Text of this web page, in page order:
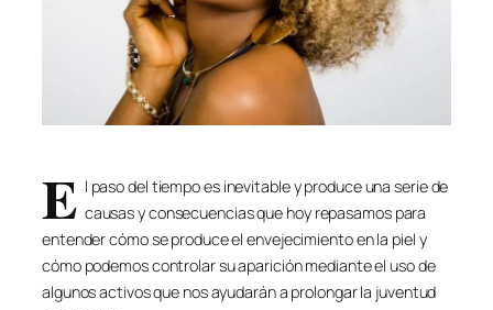
E l paso del tiempo es inevitable y produce una serie de
causas y consecuencias que hoy repasamos para
entender cómo se produce el envejecimiento en la piel y
cómo podemos controlar su aparición mediante el uso de
algunos activos que nos ayudarán a prolongar la juventud